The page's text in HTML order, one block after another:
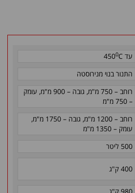
עד C
4500
התנור בנוי מנירוסטה
רוחב – 750 מ"מ, גובה – 900 מ"מ
, עומק
– 750 מ"
מ
רוחב – 1200 מ"מ, גובה – 1750 מ"מ
,
עומק – 1350 מ"מ
500 ליטר
400 ק"ג